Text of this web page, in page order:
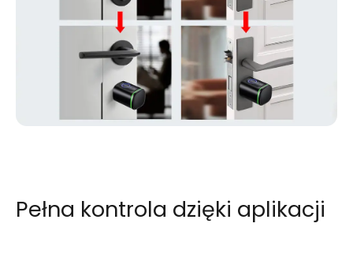
Pełna kontrola dzięki aplikacji